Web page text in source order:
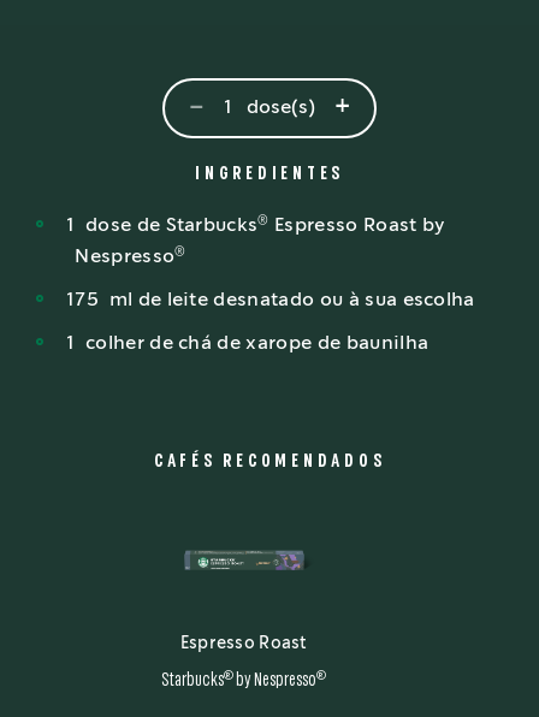
- 1 dose(s) +
INGREDIENTES
1 dose de Starbucks®
Espresso Roast by
Nespresso®
175 ml de leite desnatado ou à sua escolha
1 colher de chá de xarope de baunilha
CAFÉS RECOMENDADOS
Espresso Roast
Starbucks® by Nespresso®